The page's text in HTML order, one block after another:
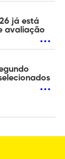
já está
avaliação